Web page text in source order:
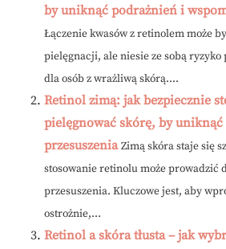
by uniknąć podrażnień i
Łączenie kwasów z retinolem może
pielęgnacji, ale niesie ze sobą ryzyko
dla osób z wrażliwą skórą....
Retinol zimą: jak bezpiecznie
pielęgnować skórę, by
przesuszenia Zimą skóra staje się
stosowanie retinolu może prowadzić
przesuszenia. Kluczowe jest, aby
ostrożnie,...
Retinol a skóra tłusta – jak